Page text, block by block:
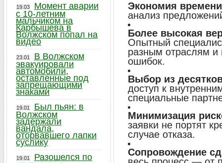
Экономия
анализ
Более высокая
Опытный
разным отраслям и
ошибок.
Выбор из
доступ к
специальные
Минимизация
заявки не портят
случае отказа.
Сопровождение
19.03
Момент аварии
с 10-летним
мальчиком на
Карбышева в
Волжском попал на
видео
23.01
В Волжском
эвакуировали
автомобили,
оставленные под
запрещающими
знаками
19.01
Был пьян: в
Волжском
задержали
вандала,
оторвавшего лапки
суслику
19.01
Разошелся по